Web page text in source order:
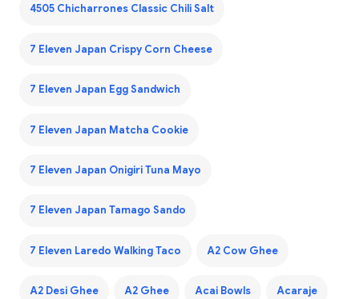
4505 Chicharrones Classic Chili Salt
7 Eleven Japan Crispy Corn Cheese
7 Eleven Japan Egg Sandwich
7 Eleven Japan Matcha Cookie
7 Eleven Japan Onigiri Tuna Mayo
7 Eleven Japan Tamago Sando
7 Eleven Laredo Walking Taco A2 Cow Ghee
A2 Desi Ghee A2 Ghee Acai Bowls Acaraje